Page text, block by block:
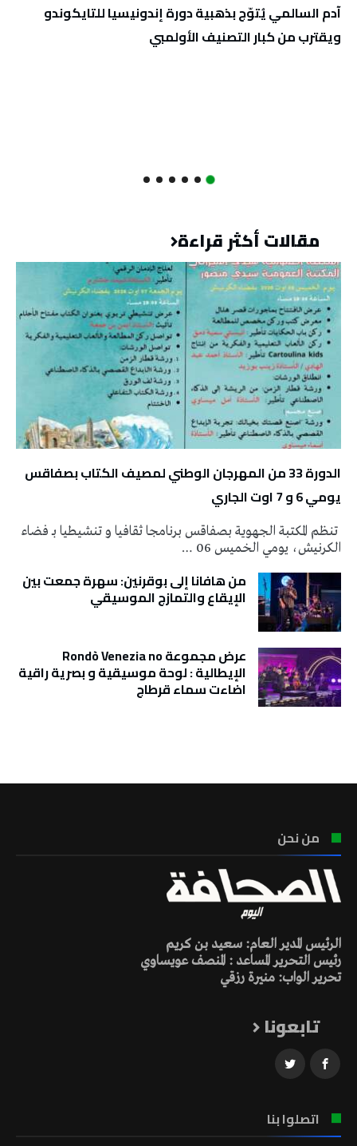
آدم السالمي يُتوّج بذهبية دورة إندونيسيا للتايكوندو
ويقترب من كبار التصنيف الأولمبي
مقالات أكثر قراءة
الدورة 33 من المهرجان الوطني لمصيف الكتاب بصفاقس
يومي 6 و 7 اوت الجاري
تنظم المكتبة الجهوية بصفاقس برنامجا ثقافيا و تنشيطيا بـ فضاء
الكرنيش، يومي الخميس 06 …
من هافانا إلى بوقرنين: سهرة جمعت بين
الإيقاع والتمازج الموسيقي
عرض مجموعة Rondò Venezia no
الإيطالية : لوحة موسيقية و بصرية راقية
اضاءت سماء قرطاج
من نحن
الرئيس المدير العام: سعيد بن كريم
رئيس التحرير المساعد : المنصف عويساوي
تحرير الواب: منيرة رزقي
تابعونا
اتصلوا بنا